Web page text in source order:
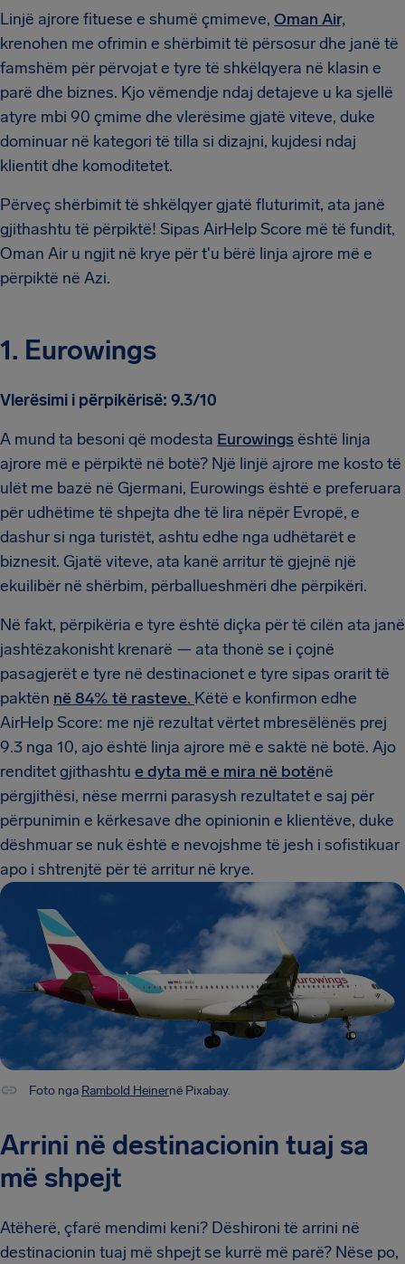
Linjë ajrore fituese e shumë çmimeve, Oman Air,
krenohen me ofrimin e shërbimit të përsosur dhe janë të
famshëm për përvojat e tyre të shkëlqyera në klasin e
parë dhe biznes. Kjo vëmendje ndaj detajeve u ka sjellë
atyre mbi 90 çmime dhe vlerësime gjatë viteve, duke
dominuar në kategori të tilla si dizajni, kujdesi ndaj
klientit dhe komoditetet.
Përveç shërbimit të shkëlqyer gjatë fluturimit, ata janë
gjithashtu të përpiktë! Sipas AirHelp Score më të fundit,
Oman Air u ngjit në krye për t'u bërë linja ajrore më e
përpiktë në Azi.
1. Eurowings
Vlerësimi i përpikërisë: 9.3/10
A mund ta besoni që modesta Eurowingsështë linja
ajrore më e përpiktë në botë? Një linjë ajrore me kosto të
ulët me bazë në Gjermani, Eurowings është e preferuara
për udhëtime të shpejta dhe të lira nëpër Evropë, e
dashur si nga turistët, ashtu edhe nga udhëtarët e
biznesit. Gjatë viteve, ata kanë arritur të gjejnë një
ekuilibër në shërbim, përballueshmëri dhe përpikëri.
Në fakt, përpikëria e tyre është diçka për të cilën ata janë
jashtëzakonisht krenarë — ata thonë se i çojnë
pasagjerët e tyre në destinacionet e tyre sipas orarit të
paktën në 84% të rasteve. Këtë e konfirmon edhe
AirHelp Score: me një rezultat vërtet mbresëlënës prej
9.3 nga 10, ajo është linja ajrore më e saktë në botë. Ajo
renditet gjithashtu e dyta më e mira në botënë
përgjithësi, nëse merrni parasysh rezultatet e saj për
përpunimin e kërkesave dhe opinionin e klientëve, duke
dëshmuar se nuk është e nevojshme të jesh i sofistikuar
apo i shtrenjtë për të arritur në krye.
Foto nga Rambold Heinernë Pixabay.
Arrini në destinacionin tuaj sa
më shpejt
Atëherë, çfarë mendimi keni? Dëshironi të arrini në
destinacionin tuaj më shpejt se kurrë më parë? Nëse po,